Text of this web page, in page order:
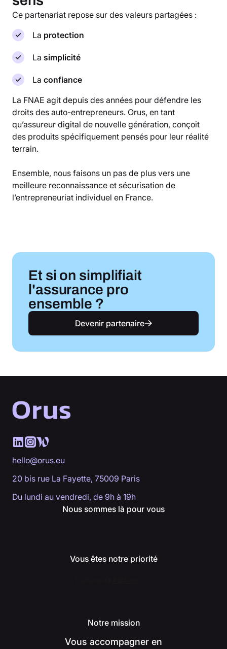
Ce partenariat repose sur des valeurs partagées :
La protection
La simplicité
La confiance
La FNAE agit depuis des années pour défendre les
droits des auto-entrepreneurs. Orus, en tant
qu’assureur digital de nouvelle génération, conçoit
des produits spécifiquement pensés pour leur réalité
terrain.
Ensemble, nous faisons un pas de plus vers une
meilleure reconnaissance et sécurisation de
l’entrepreneuriat individuel en France.
Et si on simplifiait
l'assurance pro
ensemble ?
Devenir partenaire
hello@orus.eu
20 bis rue La Fayette, 75009 Paris
Du lundi au vendredi, de 9h à 19h
Nous sommes là pour vous
Vous êtes notre priorité
Notre mission
Vous accompagner en